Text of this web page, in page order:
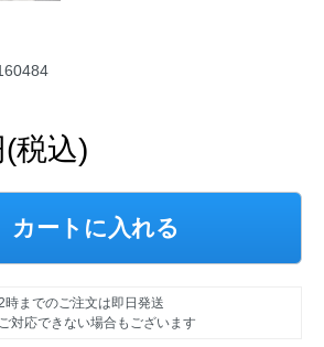
税込)
カートに入れる
時までのご注文は即日発送
対応できない場合もございます